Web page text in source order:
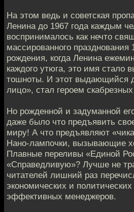
На этом ведь и советская
Ленина до 1967 года каждым
воспринималось как нечто
массированного празднования
рождения, когда Ленина
каждого утюга, это имя стало
тошноты. И этот выдающийся
лицо», стал героем
Но рожденной и задуманной
даже было что предъявить
миру! А что предъявляют
Нано-лампочки, вызывающие
Плавные переливы «Единой
«Справедливую»? Лучше не
читателей лишний раз
экономических и политических
эффективных менеджеров.